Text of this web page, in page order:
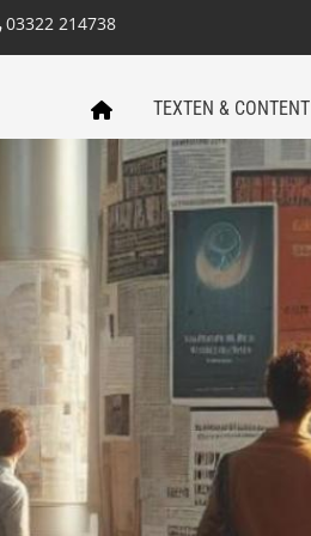
03322 214738
SCHACKERT
MEDIA
STARTSEITE
TEXTEN & CONTENT